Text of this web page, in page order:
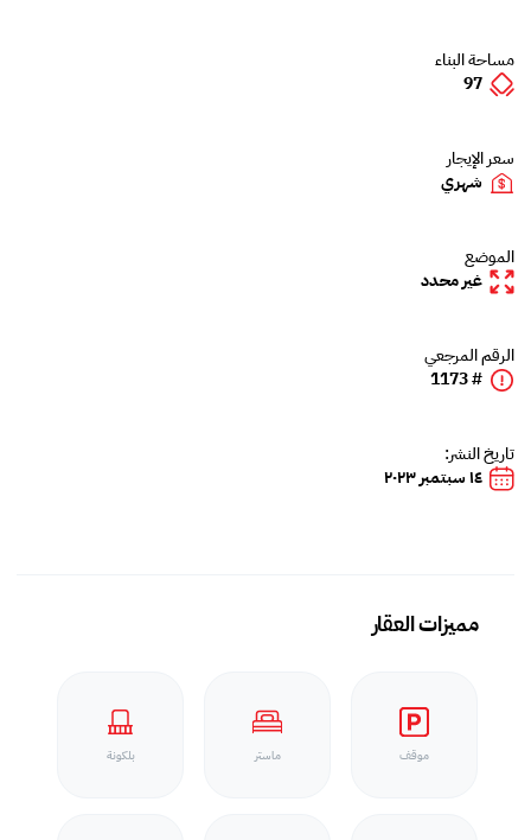
مساحة البناء
97
سعر الإيجار
شهري
الموضع
غير محدد
الرقم المرجعي
# 1173
تاريخ النشر:
١٤ سبتمبر ٢٠٢٣
مميزات العقار
موقف ماستر بلكونة